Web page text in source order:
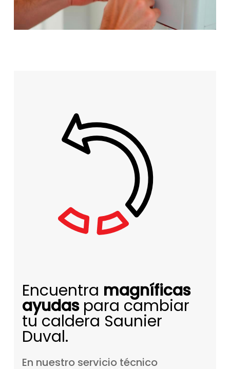
Encuentra magníficas
ayudaspara cambiar
tu caldera Saunier
Duval.
En nuestro servicio técnico